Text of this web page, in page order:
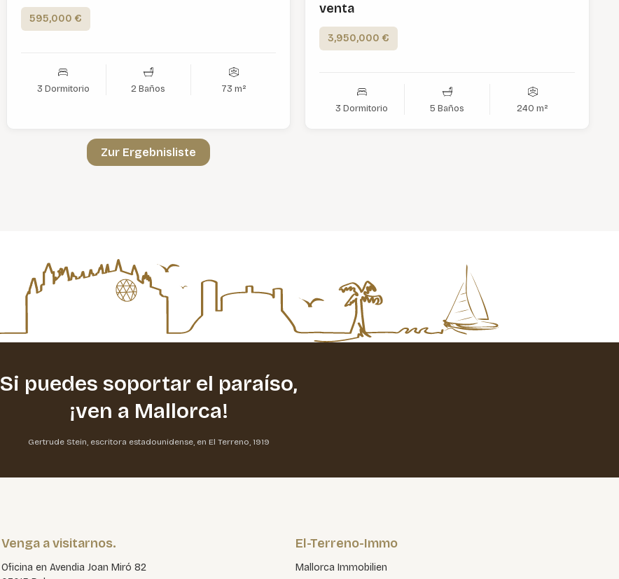
595,000 €
3 Dormitorio 2 Baños 73 m²
venta
3,950,000 €
3 Dormitorio 5 Baños 240 m²
Zur Ergebnisliste
Si puedes soportar el paraíso,
¡ven a Mallorca!
Gertrude Stein, escritora estadounidense, en El Terreno, 1919
Venga a visitarnos.
Oficina en Avendia Joan Miró 82
El-Terreno-Immo
Mallorca Immobilien